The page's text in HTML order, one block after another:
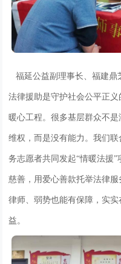
福延公益副理事长、福建鼎
法律援助是守护社会公平正
暖心工程。很多基层群众不
维权，而是没有能力。我们
务志愿者共同发起“情暖法援
慈善，用爱心善款托举法律
律师、弱势也能有保障，实
益。